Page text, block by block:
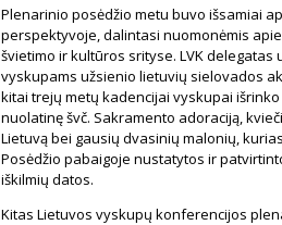
Plenarinio posėdžio metu buvo išsamiai
perspektyvoje, dalintasi nuomonėmis
švietimo ir kultūros srityse. LVK
vyskupams užsienio lietuvių sielovados
kitai trejų metų kadencijai vyskupai
nuolatinę švč. Sakramento adoraciją,
Lietuvą bei gausių dvasinių malonių,
Posėdžio pabaigoje nustatytos ir
iškilmių datos.
Kitas Lietuvos vyskupų konferencijos